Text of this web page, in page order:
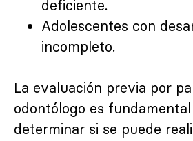
deficiente.
Adolescentes con
incompleto.
La evaluación previa por
odontólogo es
determinar si se puede